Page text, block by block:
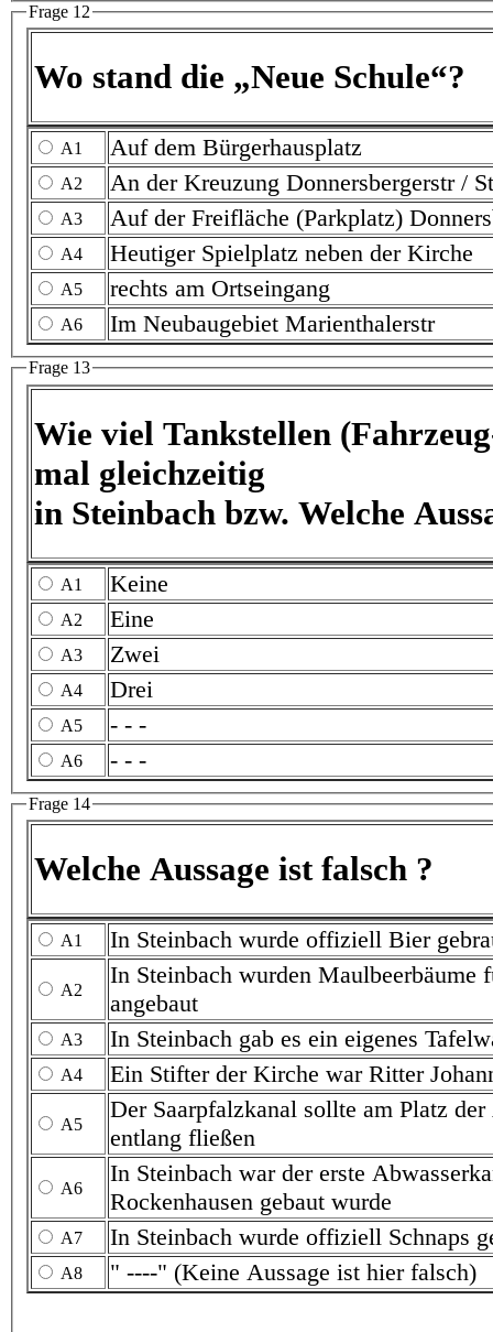
Frage 12
Wo stand die „Neue Schule“?
A1 Auf dem Bürgerhausplatz
A2 An der Kreuzung Donnersbergerstr
A3 Auf der
A4 Heutiger Spielplatz neben der Kirche
A5 rechts am Ortseingang
A6 Im Neubaugebiet Marienthalerstr
Frage 13
Wie viel Tankstellen (Fahrzeug-Kraftstoff) gab es
mal gleichzeitig
A1 Keine
A2 Eine
A3 Zwei
A4 Drei
A5 - - -
A6 - - -
Frage 14
Welche Aussage ist falsch ?
A1 In Steinbach wurde offiziell
A2
In Steinbach wurden Maulbeerbäume für
angebaut
A3
A4
A5
Der Saarpfalzkanal sollte am Platz der A63 vor
entlang fließen
A6
In Steinbach war der erste Abwasserkanal, der
Rockenhausen gebaut wurde
A7 In
A8 " ----" (Keine Aussage ist hier falsch)